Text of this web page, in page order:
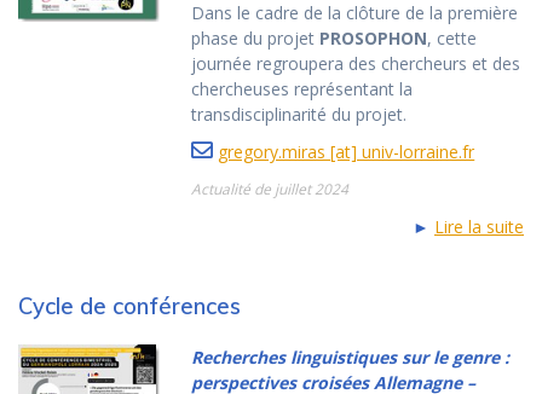
Dans le cadre de la clôture de la première
phase du projet PROSOPHON, cette
journée regroupera des chercheurs et des
chercheuses représentant la
transdisciplinarité du projet.
gregory.miras [at] univ-lorraine.fr
Actualité de juillet 2024
► Lire la suite
Cycle de conférences
Recherches linguistiques sur le genre :
perspectives croisées Allemagne –